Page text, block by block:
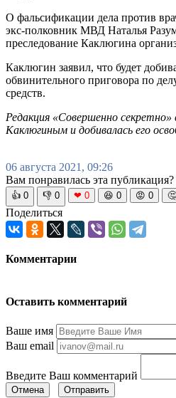
О фальсификации дела против
экс-полковник МВД Наталья
преследование Каклюгина
Каклюгин заявил, что будет
обвинительного приговора по
средств.
Редакция «Совершенно секретно»
Каклюгиным и добивалась его
06 августа 2021, 09:26
Вам понравилась эта публикация?
👍 0 👎 0 ❤ 0 😆 0 😡 0
Поделиться
Комментарии
Оставить комментарий
Ваше имя
Ваш email
Введите Ваш комментарий
Отмена Отправить